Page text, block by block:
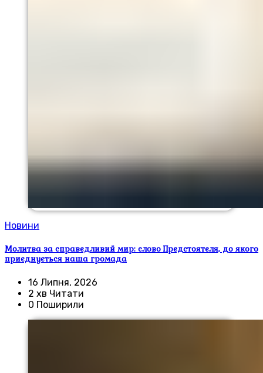
Новини
Молитва за справедливий мир: слово Предстоятеля, до якого
приєднується наша громада
16 Липня, 2026
2 хв Читати
0 Поширили